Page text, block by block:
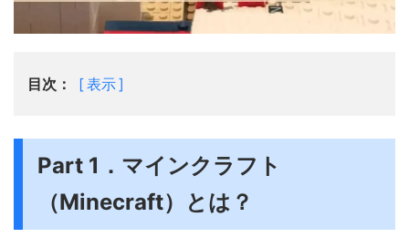
目次： 表示
Part 1．マインクラフト
（Minecraft）とは？